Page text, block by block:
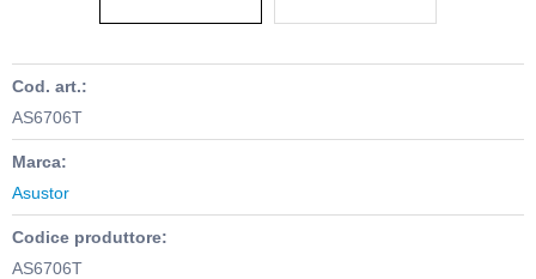
Cod. art.:
AS6706T
Marca:
Asustor
Codice produttore:
AS6706T